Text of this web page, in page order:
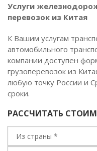
Услуги
перевозок из Китая
К Вашим услугам
автомобильного
компании доступен
грузоперевозок из
любую точку России и
сроки.
РАССЧИТАТЬ